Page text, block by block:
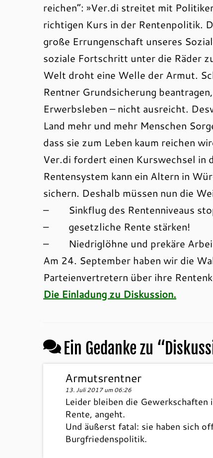
reichen“: »Ver.di streitet mit
richtigen Kurs in der Rentenpolitik.
große Errungenschaft unseres
soziale Fortschritt unter die Räder
Welt droht eine Welle der Armut.
Rentner Grundsicherung
Erwerbsleben – nicht ausreicht.
Land mehr und mehr Menschen
dass sie zum Leben kaum reichen
Ver.di fordert einen Kurswechsel in
Rentensystem kann ein Altern in
sichern. Deshalb müssen nun die
– Sinkflug des Rentenniveaus
– gesetzliche Rente stärken!
– Niedriglöhne und prekäre
Am 24. September haben wir die
Parteienvertretern über ihre
Die Einladung zu Diskussion.
Ein Gedanke zu “
Armutsrentner
13. Juli 2017 um 06:26
Leider bleiben die Gewerkschaften
Rente, angeht.
Und äußerst fatal: sie haben sich
Burgfriedenspolitik.